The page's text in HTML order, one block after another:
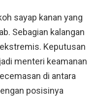
sayap kanan yang
Sebagian kalangan
Keputusan
menteri keamanan
di antara
posisinya